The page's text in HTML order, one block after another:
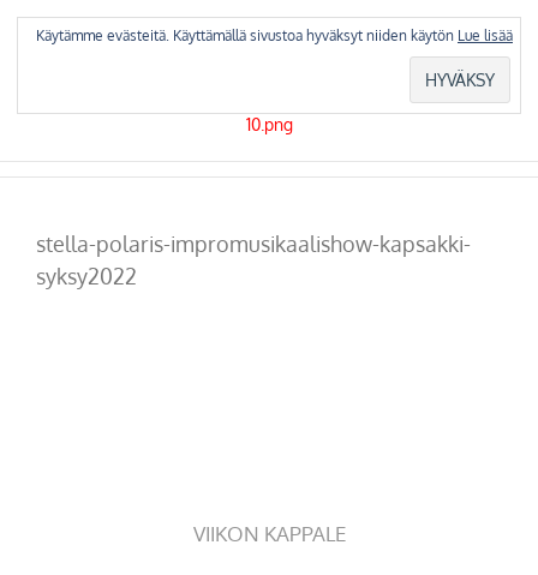
stella-polaris-impromusikaalishow-kapsakki-
syksy2022
VIIKON KAPPALE
Käytämme evästeitä. Käyttämällä sivustoa hyväksyt niiden käytön Lue lisää